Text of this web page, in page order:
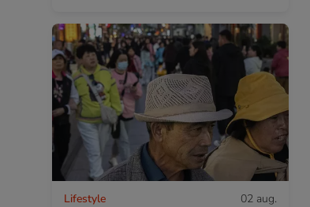
Lifestyle 02 aug.